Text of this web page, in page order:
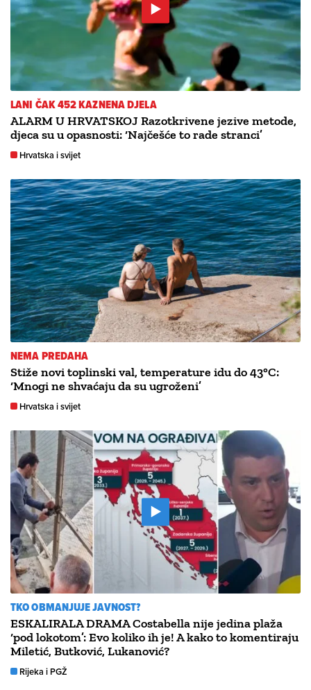
LANI ČAK 452 KAZNENA DJELA
ALARM U HRVATSKOJ Razotkrivene jezive metode,
djeca su u opasnosti: ‘Najčešće to rade stranci’
Hrvatska i svijet
NEMA PREDAHA
Stiže novi toplinski val, temperature idu do 43°C:
‘Mnogi ne shvaćaju da su ugroženi’
Hrvatska i svijet
TKO OBMANJUJE JAVNOST?
ESKALIRALA DRAMA Costabella nije jedina plaža
‘pod lokotom’: Evo koliko ih je! A kako to komentiraju
Miletić, Butković, Lukanović?
Rijeka i PGŽ